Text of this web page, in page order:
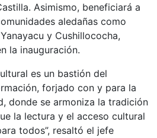
Asimismo, beneficiará a
aledañas como
y Cushillococha,
la inauguración.
es un bastión del
forjado con y para la
donde se armoniza la tradición
la lectura y el acceso cultural
todos”, resaltó el jefe